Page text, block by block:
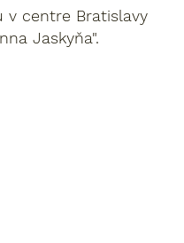
v centre Bratislavy
Jaskyňa".